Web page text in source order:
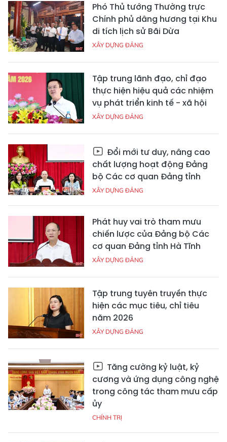
Phó Thủ tướng Thường trực
Chính phủ dâng hương tại Khu
di tích lịch sử Bãi Dừa
XÂY DỰNG ĐẢNG
Tập trung lãnh đạo, chỉ đạo
thực hiện hiệu quả các nhiệm
vụ phát triển kinh tế - xã hội
XÂY DỰNG ĐẢNG
Đổi mới tư duy, nâng cao
chất lượng hoạt động Đảng
bộ Các cơ quan Đảng tỉnh
XÂY DỰNG ĐẢNG
Phát huy vai trò tham mưu
chiến lược của Đảng bộ Các
cơ quan Đảng tỉnh Hà Tĩnh
XÂY DỰNG ĐẢNG
Tập trung tuyên truyền thực
hiện các mục tiêu, chỉ tiêu
năm 2026
XÂY DỰNG ĐẢNG
Tăng cường kỷ luật, kỷ
cương và ứng dụng công nghệ
trong công tác tham mưu cấp
ủy
CHÍNH TRỊ